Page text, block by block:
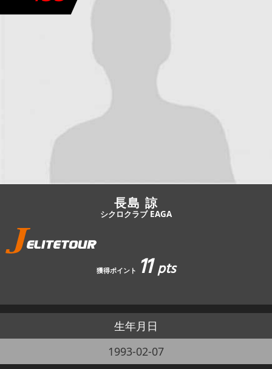
加盟・登録
エントリー
JBCF ROAD SERIESとは
長島 諒
シクロクラブ EAGA
獲得ポイント 11pts
生年月日
1993-02-07